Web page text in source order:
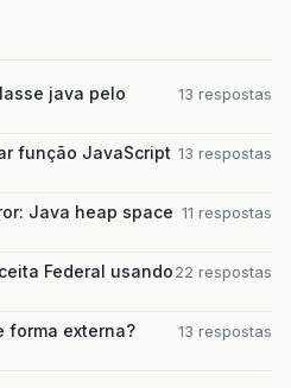
java pelo
13 respostas
função JavaScript 13 respostas
Java heap space 11 respostas
Federal usando22 respostas
forma externa?
13 respostas